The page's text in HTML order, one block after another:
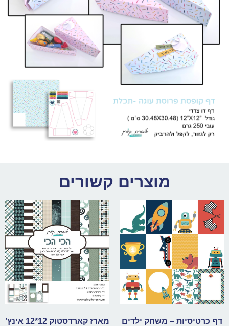
מוצרים קשורים
דף כרטיסיות – משחק ילדים
מארז קארדסטוק 12*12 אינץ’